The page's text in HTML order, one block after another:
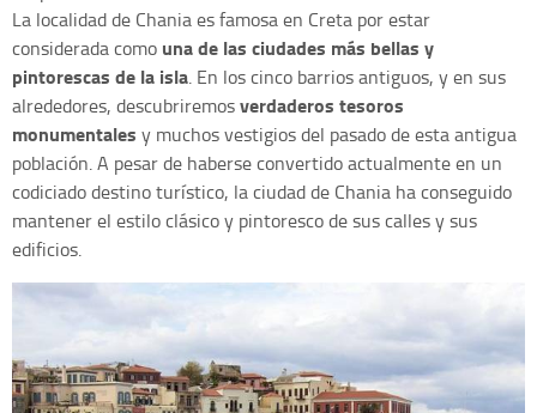
La localidad de Chania es famosa en Creta por estar
considerada como una de las ciudades más bellas y
pintorescas de la isla. En los cinco barrios antiguos, y en sus
alrededores, descubriremosverdaderos tesoros
monumentales y muchos vestigios del pasado de esta antigua
población. A pesar de haberse convertido actualmente en un
codiciado destino turístico, la ciudad de Chania ha conseguido
mantener el estilo clásico y pintoresco de sus calles y sus
edificios.